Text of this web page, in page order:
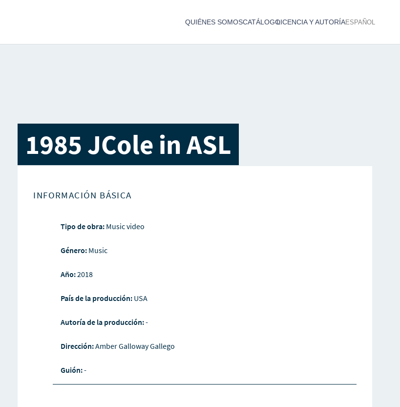
QUIÉNES SOMOSCATÁLOGOLICENCIA Y AUTORÍAESPAÑOL
1985 JCole in ASL
INFORMACIÓN BÁSICA
Tipo de obra: Music video
Género: Music
Año:2018
País de la producción: USA
Autoría de la producción:-
Dirección:Amber Galloway Gallego
Guión:-